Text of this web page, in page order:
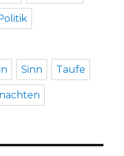
Sinn Taufe